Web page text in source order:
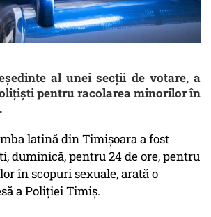
al unei secţii de votare, a
pentru racolarea minorilor în
latină din Timişoara a fost
duminică, pentru 24 de ore, pentru
în scopuri sexuale, arată o
a Poliţiei Timiş.